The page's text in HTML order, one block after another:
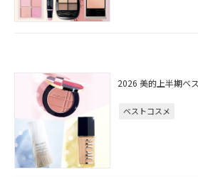
2026 美的上半期ベ
ベストコスメ